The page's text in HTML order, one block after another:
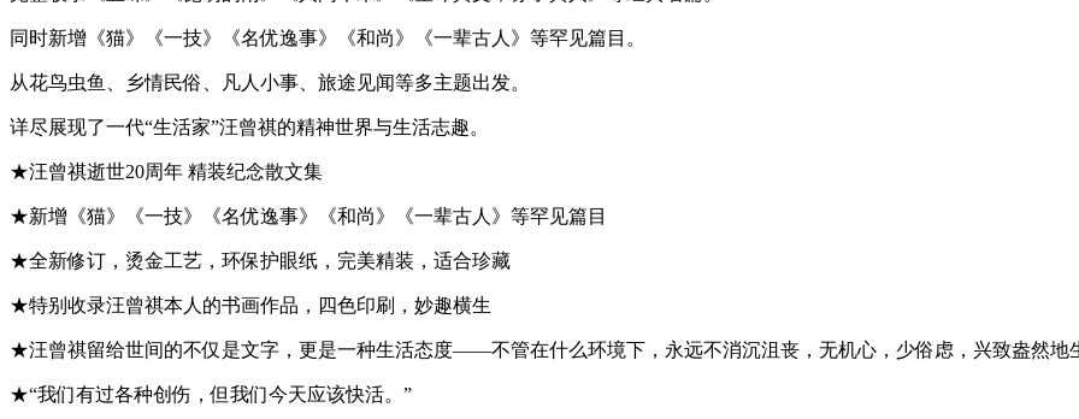
同时新增《猫》《一技》《名优逸事》《和尚》《一辈古人》等罕见篇目。
从花鸟虫鱼、乡情民俗、凡人小事、旅途见闻等多主题出发。
详尽展现了一代“生活家”汪曾祺的精神世界与生活志趣。
★汪曾祺逝世20周年 精装纪念散文集
★新增《猫》《一技》《名优逸事》《和尚》《一辈古人》等罕见篇目
★全新修订，烫金工艺，环保护眼纸，完美精装，适合珍藏
★特别收录汪曾祺本人的书画作品，四色印刷，妙趣横生
★汪曾祺留给世间的不仅是文字，更是一种生活态度——不管在什么环境下，永远不消沉沮丧，无机心，少俗虑，兴致盎然地
★“我们有过各种创伤，但我们今天应该快活。”